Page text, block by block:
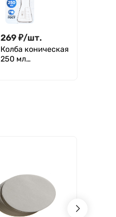
ТС, Boro 3.3,
Лаборио
269₽/шт.
Колба коническая
250 мл